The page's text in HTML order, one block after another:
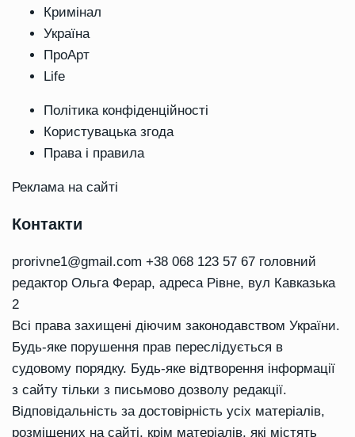
Кримінал
Україна
ПроАрт
Life
Політика конфіденційності
Користувацька згода
Права і правила
Реклама на сайті
Контакти
prorivne1@gmail.com +38 068 123 57 67 головний
редактор Ольга Ферар, адреса Рівне, вул Кавказька
2
Всі права захищені діючим законодавством України.
Будь-яке порушення прав переслідується в
судовому порядку. Будь-яке відтворення інформації
з сайту тільки з письмово дозволу редакції.
Відповідальність за достовірність усіх матеріалів,
розміщених на сайті, крім матеріалів, які містять